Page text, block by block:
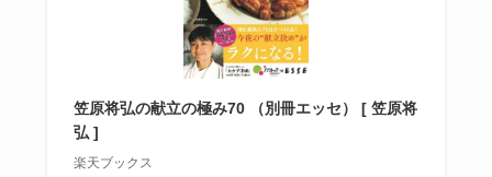
笠原将弘の献立の極み70 （別冊エッセ） [ 笠原将
弘 ]
楽天ブックス